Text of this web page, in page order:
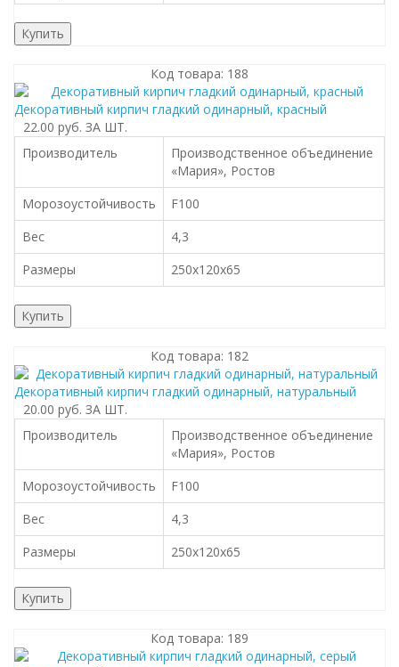
Купить
Код товара: 188
Декоративный кирпич гладкий одинарный, красный
22.00 руб. ЗА ШТ.
Производитель
Производственное объединение
«Мария», Ростов
Морозоустойчивость
F100
Вес
4,3
Размеры
250x120x65
Купить
Код товара: 182
Декоративный кирпич гладкий одинарный, натуральный
20.00 руб. ЗА ШТ.
Производитель
Производственное объединение
«Мария», Ростов
Морозоустойчивость
F100
Вес
4,3
Размеры
250x120x65
Купить
Код товара: 189